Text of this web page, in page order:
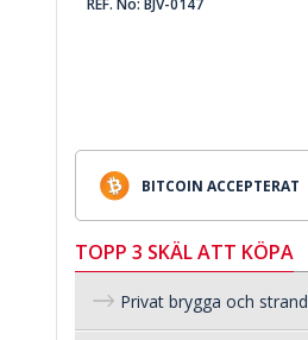
BITCOIN ACCEPTERAT
TOPP 3 SKÄL ATT KÖPA
Privat brygga och strand